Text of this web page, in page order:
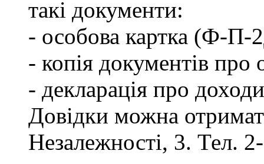
такі документи:
- особова картка (Ф-
- копія документів про
- декларація про
Довідки можна
Незалежності, 3. Тел.